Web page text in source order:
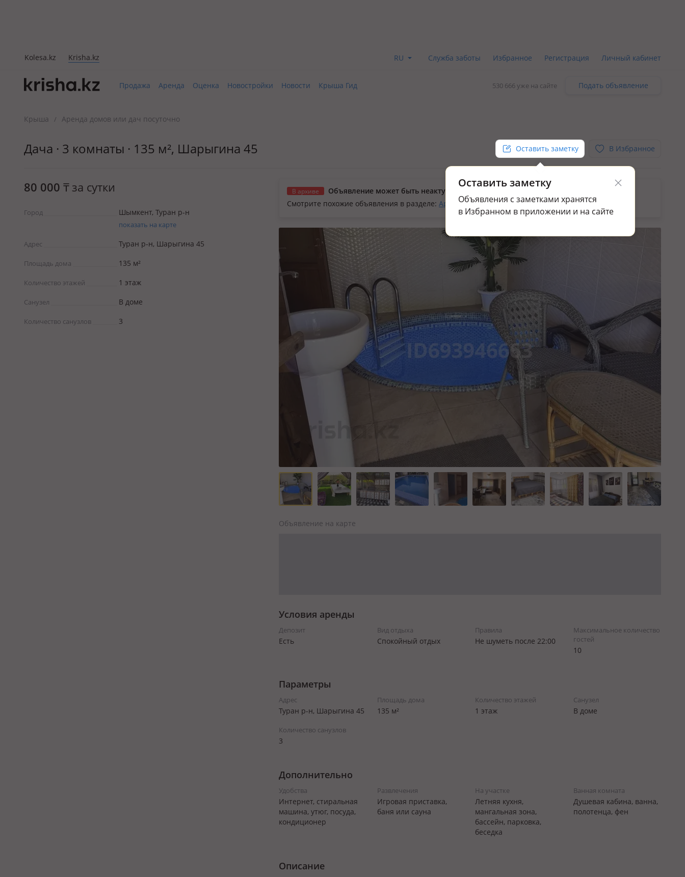
Kolesa.kz Krisha.kz RU Служба заботы Избранное Регистрация Личный кабинет
Продажа Аренда Оценка Новостройки Новости Крыша Гид 530 666 уже на сайте Подать объявление
Крыша / Аренда домов или дач посуточно
Дача · 3 комнаты · 135 м², Шарыгина 45 Оставить заметку
Оставить заметку
Объявления с заметками хранятся
в Избранном в приложении и на сайте
В Избранное
80 000 ₸ за сутки
Город Шымкент, Туран р-н
показать на карте
Адрес Туран р-н, Шарыгина 45
Площадь дома 135 м²
Количество этажей 1 этаж
Санузел В доме
Количество санузлов 3
В архиве
Объявление может быть неактуальным.
Смотрите похожие объявления в разделе: Аренда домов или дач посуточно в Туран р-н
Объявление на карте
Условия аренды
Депозит
Есть
Вид отдыха
Спокойный отдых
Правила
Не шуметь после 22:00
Максимальное количество
гостей
10
Параметры
Адрес
Туран р-н, Шарыгина 45
Площадь дома
135 м²
Количество этажей
1 этаж
Санузел
В доме
Количество санузлов
3
Дополнительно
Удобства
Интернет, стиральная
машина, утюг, посуда,
кондиционер
Развлечения
Игровая приставка,
баня или сауна
На участке
Летняя кухня,
мангальная зона,
бассейн, парковка,
беседка
Ванная комната
Душевая кабина, ванна,
полотенца, фен
Описание